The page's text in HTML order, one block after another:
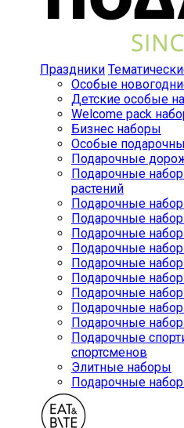
Праздники
Особые
Детские особые
Welcome pack
Бизнес наборы
Особые
Подарочные
Подарочные
растений
Подарочные
Подарочные
Подарочные
Подарочные
Подарочные
Подарочные
Подарочные
Подарочные
Подарочные
Подарочные
спортсменов
Элитные наборы
Подарочные